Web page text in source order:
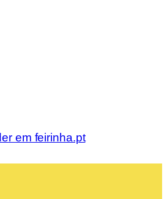
em feirinha.pt